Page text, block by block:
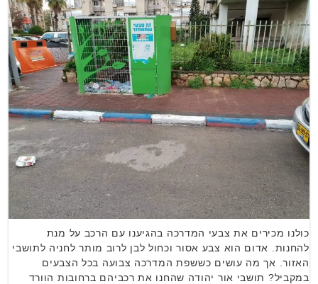
כולנו מכירים את צבעי המדרכה בהגיענו עם הרכב על מנת
להחנות. אדום הוא צבע אסור וכחול לבן לרוב מותר לחניה לתושבי
האזור. אך מה עושים כששפת המדרכה צבועה בכל הצבעים
במקביל? תושבי אור יהודה שהחנו את רכביהם ברחובות הוורד